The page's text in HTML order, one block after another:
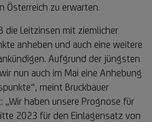
Österreich zu erwarten.
die Leitzinsen mit ziemlicher
anheben und auch eine weitere
Aufgrund der jüngsten
nun auch im Mai eine Anhebung
meint Bruckbauer
haben unsere Prognose für
2023 für den Einlagensatz von